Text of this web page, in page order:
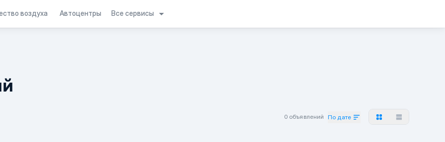
воздуха Автоцентры Все сервисы
0 объявлений По дате